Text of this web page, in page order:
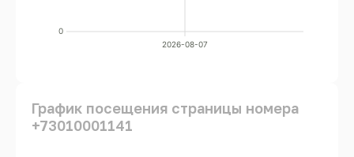
0
2026-08-07
График посещения страницы номера
+73010001141